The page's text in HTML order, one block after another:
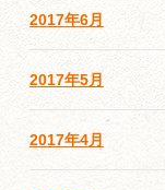
2017年6月
2017年5月
2017年4月